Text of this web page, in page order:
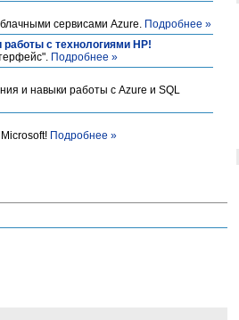
сервисами Azure. Подробнее »
с технологиями HP!
Подробнее »
и навыки работы с Azure и SQL
Подробнее »